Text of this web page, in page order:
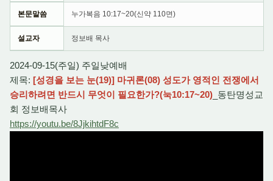
본문말씀 누가복음 10:17~20(신약 110면)
설교자 정보배 목사
2024-09-15(주일) 주일낮예배
제목: [성경을 보는 눈(19)] 마귀론(08) 성도가 영적인 전쟁에서
승리하려면 반드시 무엇이 필요한가?(눅10:17~20) _동탄명성교
회 정보배목사
https://youtu.be/8JjkihtdF8c